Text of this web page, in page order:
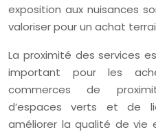
exposition aux nuisances
valoriser pour un achat
La proximité des services
important pour les
commerces de
d’espaces verts et de
améliorer la qualité de vie